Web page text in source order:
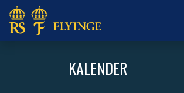
KALENDER